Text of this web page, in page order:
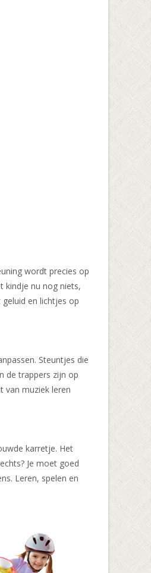
wordt precies op
kindje nu nog niets,
en lichtjes op
Steuntjes die
de trappers zijn op
van muziek leren
karretje. Het
Je moet goed
Leren, spelen en